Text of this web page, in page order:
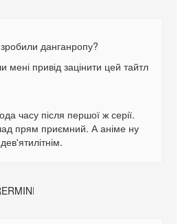
данганропу?
мені привід зацінити цей тайтл
часу після першої ж серії.
прям приємний. А аніме ну